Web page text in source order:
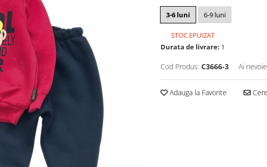
3-6 luni 6-9 luni
STOC EPUIZAT
Durata de livrare: 1
Cod Produs: C3666-3 Ai
Adauga la Favorite